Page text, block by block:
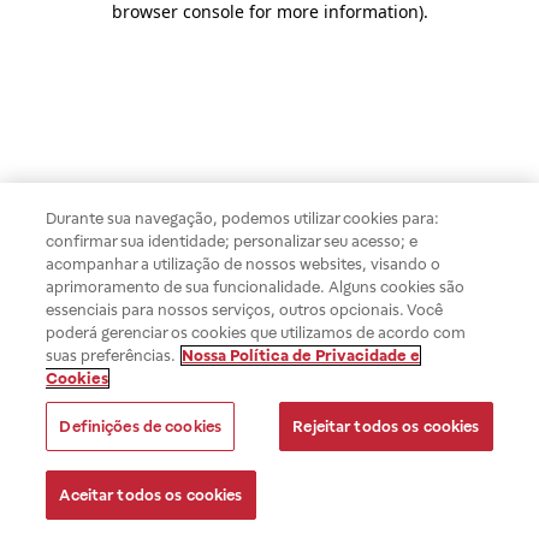
browser console for more information).
Durante sua navegação, podemos utilizar cookies para:
confirmar sua identidade; personalizar seu acesso; e
acompanhar a utilização de nossos websites, visando o
aprimoramento de sua funcionalidade. Alguns cookies são
essenciais para nossos serviços, outros opcionais. Você
poderá gerenciar os cookies que utilizamos de acordo com
suas preferências. Nossa Política de Privacidade e
Cookies
Definições de cookies Rejeitar todos os cookies
Aceitar todos os cookies